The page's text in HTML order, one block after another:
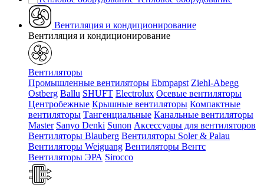
Вентиляция и кондиционирование
Вентиляция и кондиционирование
Вентиляторы
Промышленные вентиляторы Ebmpapst Ziehl-Abegg
Ostberg Ballu SHUFT Electrolux Осевые вентиляторы
Центробежные Крышные вентиляторы Компактные
вентиляторы Тангенциальные Канальные вентиляторы
Master Sanyo Denki Sunon Аксессуары для вентиляторов
Вентиляторы Blauberg Вентиляторы Soler & Palau
Вентиляторы Weiguang Вентиляторы Вентс
Вентиляторы ЭРА Sirocco